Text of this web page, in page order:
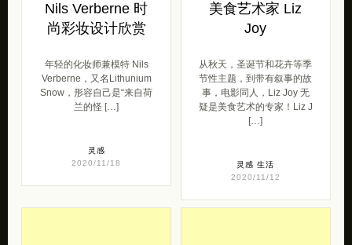
Nils Verberne 时
尚彩妆设计欣赏
年轻的化妆​​师兼模特 Nils
Verberne，又名Lithunium
Snow，形容自己是“来自荷
兰的怪 […]
灵感
2020/11/18
美食艺术家 Liz
Joy
从秋天，圣诞节和花卉等季
节性主题，到带有叙事的故
事，电影同人，Liz Joy 无
疑是美食艺术的专家！Liz J
[…]
灵感 生活
2020/11/12